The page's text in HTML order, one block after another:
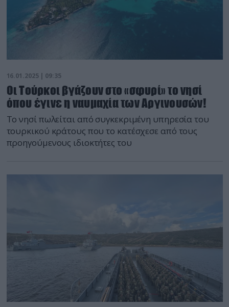
16.01.2025 | 09:35
Οι Τούρκοι βγάζουν στο «σφυρί» το νησί
όπου έγινε η ναυμαχία των Αργινουσών!
Το νησί πωλείται από συγκεκριμένη υπηρεσία του
τουρκικού κράτους που το κατέσχεσε από τους
προηγούμενους ιδιοκτήτες του